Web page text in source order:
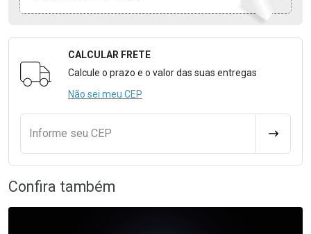
Formulário para Calcular o Frete
CALCULAR FRETE
Calcule o prazo e o valor das suas entregas
Não sei meu CEP
Informe seu CEP
Confira também